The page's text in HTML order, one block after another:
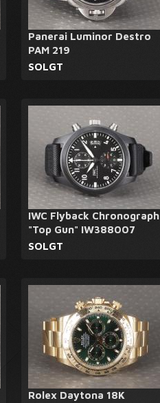
Panerai Luminor Destro
PAM 219
SOLGT
IWC Flyback Chronograph
"Top Gun" IW388007
SOLGT
Rolex Daytona 18K